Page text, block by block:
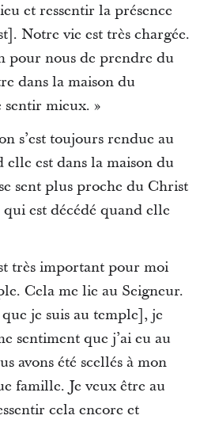
et ressentir la présence
Notre vie est très chargée.
pour nous de prendre du
dans la maison du
sentir mieux. »
s’est toujours rendue au
est dans la maison du
sent plus proche du Christ
est décédé quand elle
très important pour moi
Cela me lie au Seigneur.
je suis au temple], je
sentiment que j’ai eu au
avons été scellés à mon
famille. Je veux être au
cela encore et